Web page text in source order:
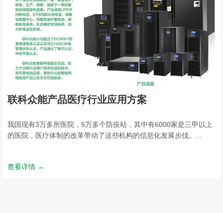
联科众能产品医疗行业应用方案
我国现有3万多所医院，5万多个防疫站，其中有6000家是三甲以上
的医院，医疗体制的改革带动了这些机构的信息化发展步伐。...
查看详情 →